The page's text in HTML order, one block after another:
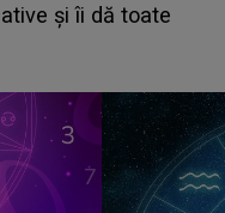
despre mama
te iubesc pentru